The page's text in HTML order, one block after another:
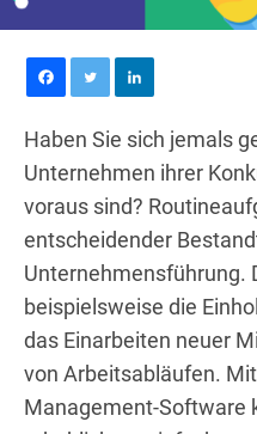
Haben Sie sich jemals
Unternehmen ihrer
voraus sind?
entscheidender
Unternehmensführung.
beispielsweise die
das Einarbeiten neuer
von Arbeitsabläufen.
Management-Software